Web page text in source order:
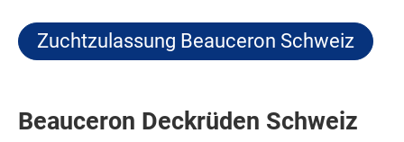
Zuchtzulassung Beauceron Schweiz
Beauceron Deckrüden Schweiz